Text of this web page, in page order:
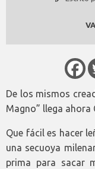
De los mismos
Magno” llega ahora
Que fácil es hacer
una secuoya
prima para sacar